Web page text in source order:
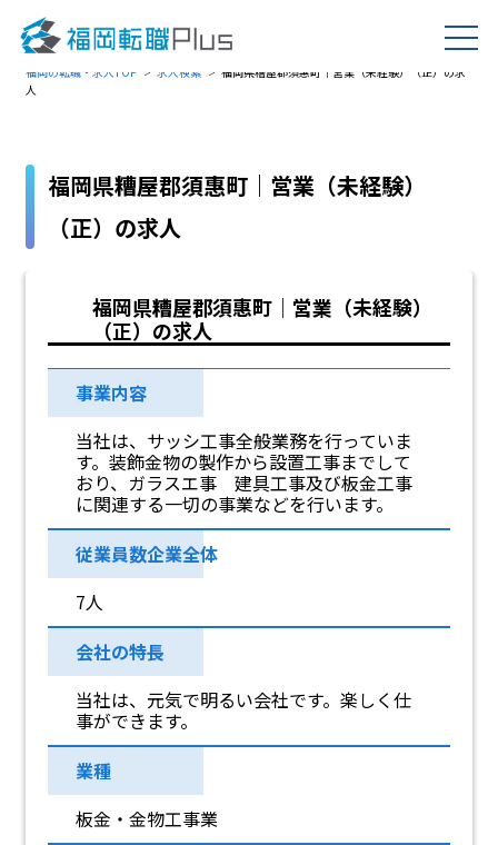
福岡の転職・求人TOP 求人検索
福岡県糟屋郡須惠町｜営業（未経験）（正）の求
人
福岡県糟屋郡須惠町｜営業（未経験）
（正）の求人
福岡県糟屋郡須惠町｜営業（未経験）
（正）の求人
事業内容
当社は、サッシ工事全般業務を行っていま
す。装飾金物の製作から設置工事までして
おり、ガラスエ事 建具工事及び板金工事
に関連する一切の事業などを行います。
従業員数企業全体
7人
会社の特長
当社は、元気で明るい会社です。楽しく仕
事ができます。
業種
板金・金物工事業